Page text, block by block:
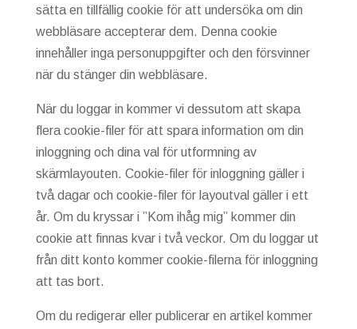
sätta en tillfällig cookie för att undersöka om din
webbläsare accepterar dem. Denna cookie
innehåller inga personuppgifter och den försvinner
när du stänger din webbläsare.
När du loggar in kommer vi dessutom att skapa
flera cookie-filer för att spara information om din
inloggning och dina val för utformning av
skärmlayouten. Cookie-filer för inloggning gäller i
två dagar och cookie-filer för layoutval gäller i ett
år. Om du kryssar i ”Kom ihåg mig” kommer din
cookie att finnas kvar i två veckor. Om du loggar ut
från ditt konto kommer cookie-filerna för inloggning
att tas bort.
Om du redigerar eller publicerar en artikel kommer